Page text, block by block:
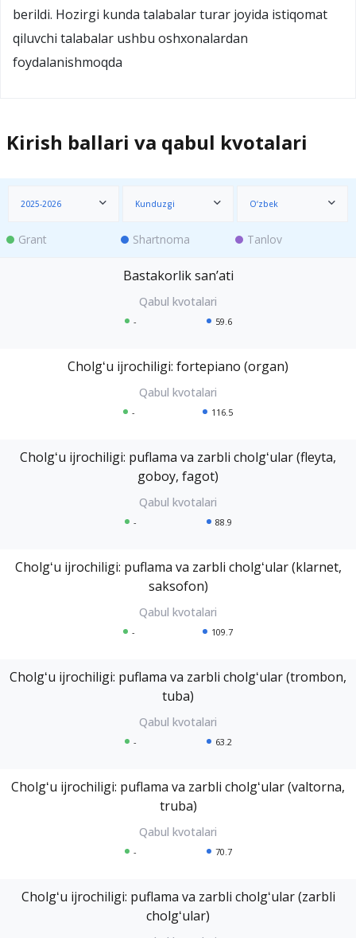
berildi. Hozirgi kunda talabalar turar joyida istiqomat
qiluvchi talabalar ushbu oshxonalardan
foydalanishmoqda
Kirish ballari va qabul kvotalari
2025-2026 Kunduzgi O‘zbek
Grant Shartnoma Tanlov
Bastakorlik sanʼati
- 59.6
Cholgʻu ijrochiligi: fortepiano (organ)
- 116.5
Cholgʻu ijrochiligi: puflama va zarbli cholgʻular (fleyta,
goboy, fagot)
- 88.9
Cholgʻu ijrochiligi: puflama va zarbli cholgʻular (klarnet,
saksofon)
- 109.7
Cholgʻu ijrochiligi: puflama va zarbli cholgʻular (trombon,
tuba)
- 63.2
Cholgʻu ijrochiligi: puflama va zarbli cholgʻular (valtorna,
truba)
- 70.7
Cholgʻu ijrochiligi: puflama va zarbli cholgʻular (zarbli
cholgʻular)